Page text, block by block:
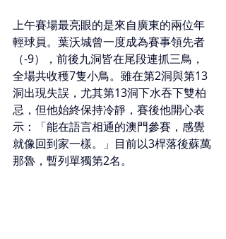
上午賽場最亮眼的是來自廣東的兩位年
輕球員。葉沃城曾一度成為賽事領先者
（-9），前後九洞皆在尾段連抓三鳥，
全場共收穫7隻小鳥。雖在第2洞與第13
洞出現失誤，尤其第13洞下水吞下雙柏
忌，但他始終保持冷靜，賽後他開心表
示：「能在語言相通的澳門參賽，感覺
就像回到家一樣。」目前以3桿落後蘇萬
那魯，暫列單獨第2名。